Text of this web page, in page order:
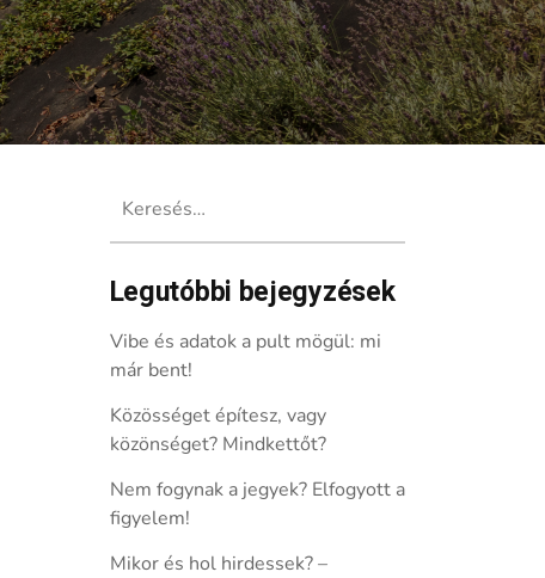
Legutóbbi bejegyzések
Vibe és adatok a pult mögül: mi
már bent!
Közösséget építesz, vagy
közönséget? Mindkettőt?
Nem fogynak a jegyek? Elfogyott a
figyelem!
Mikor és hol hirdessek? –